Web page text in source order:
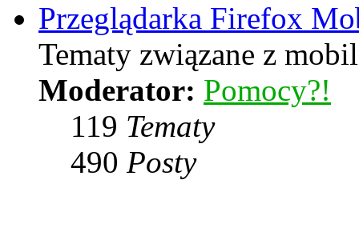
Przeglądarka Firefox
Tematy związane z
Moderator: Pomocy?!
119 Tematy
490 Posty